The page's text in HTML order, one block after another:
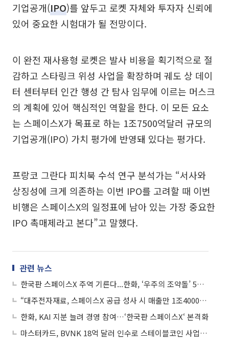
기업공개(IPO)를 앞두고 로켓 자체와 투자자 신뢰에
있어 중요한 시험대가 될 전망이다.
이 완전 재사용형 로켓은 발사 비용을 획기적으로 절
감하고 스타링크 위성 사업을 확장하며 궤도 상 데이
터 센터부터 인간 행성 간 탐사 임무에 이르는 머스크
의 계획에 있어 핵심적인 역할을 한다. 이 모든 요소
는 스페이스X가 목표로 하는 1조7500억달러 규모의
기업공개(IPO) 가치 평가에 반영돼 있다는 평가다.
프랑코 그란다 피치북 수석 연구 분석가는 “서사와
상징성에 크게 의존하는 이번 IPO를 고려할 때 이번
비행은 스페이스X의 일정표에 남아 있는 가장 중요한
IPO 촉매제라고 본다”고 말했다.
관련 뉴스
한국판 스페이스X 주역 기른다...한화, ‘우주의 조약돌’ 5기 모집
“대주전자재료, 스페이스X 공급 성사 시 매출만 1조4000억…목표가 25%↑”
한화, KAI 지분 늘려 경영 참여…‘한국판 스페이스X‘ 본격화
마스터카드, BVNK 18억 달러 인수로 스테이블코인 사업 본격 확장